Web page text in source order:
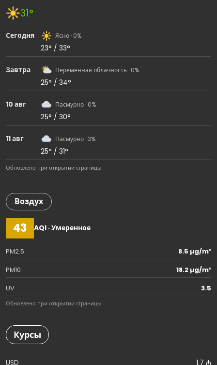
31°
Сегодня Ясно · 0%
23° / 33°
Завтра Переменная облачность · 0%
25° / 34°
10 авг Пасмурно · 0%
25° / 30°
11 авг Пасмурно · 3%
25° / 31°
Обновлено при открытии страницы
Воздух
43 AQI · Умеренное
PM2.5
8.5 µg/m³
PM10
18.2 µg/m³
UV
3.5
Обновлено при открытии страницы
Курсы
USD 1.7 ₼